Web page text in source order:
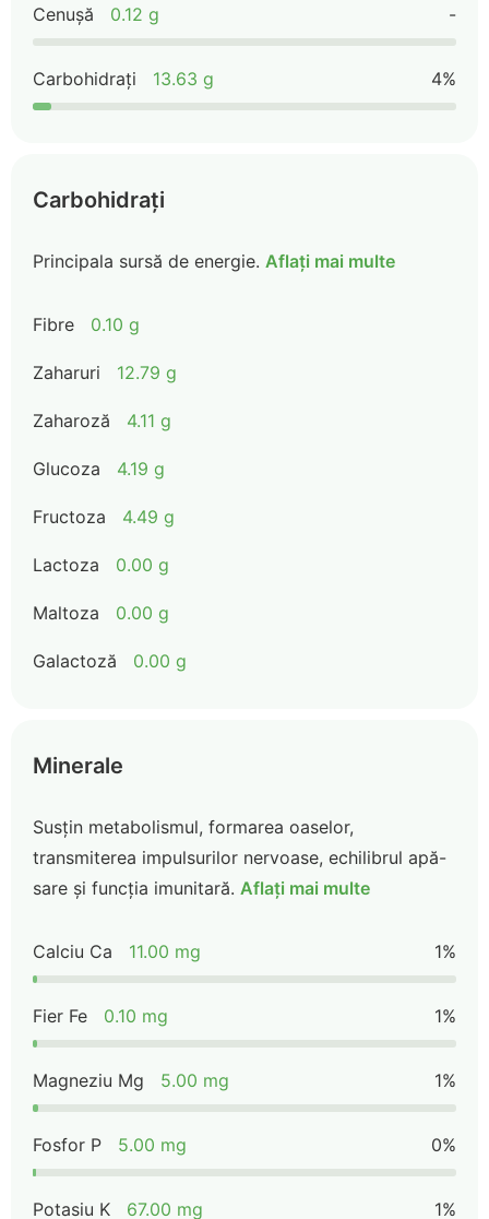
Cenușă 0.12 g -
Carbohidrați 13.63 g 4%
Carbohidrați
Principala sursă de energie. Aflați mai multe
Fibre 0.10 g
Zaharuri 12.79 g
Zaharoză 4.11 g
Glucoza 4.19 g
Fructoza 4.49 g
Lactoza 0.00 g
Maltoza 0.00 g
Galactoză 0.00 g
Minerale
Susțin metabolismul, formarea oaselor,
transmiterea impulsurilor nervoase, echilibrul apă-
sare și funcția imunitară. Aflați mai multe
Calciu Ca 11.00 mg 1%
Fier Fe 0.10 mg 1%
Magneziu Mg 5.00 mg 1%
Fosfor P 5.00 mg 0%
Potasiu K 67.00 mg 1%